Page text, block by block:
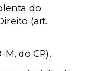
do
(art.
M, do CP).